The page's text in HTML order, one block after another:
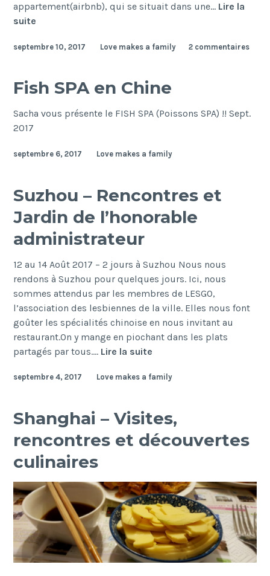
appartement(airbnb), qui se situait dans une… Lire la
suite
ville
de
touristes….chinois
septembre 10, 2017 Love makes a family 2 commentaires
Fish SPA en Chine
Sacha vous présente le FISH SPA (Poissons SPA) !! Sept.
2017
septembre 6, 2017 Love makes a family
Suzhou – Rencontres et
Jardin de l’honorable
administrateur
12 au 14 Août 2017 – 2 jours à Suzhou Nous nous
rendons à Suzhou pour quelques jours. Ici, nous
sommes attendus par les membres de LESGO,
l’association des lesbiennes de la ville. Elles nous font
goûter les spécialités chinoise en nous invitant au
restaurant.On y mange en piochant dans les plats
partagés par tous.… Lire la suite
Rencontres
de
l’honorable
septembre 4, 2017 Love makes a family
Shanghai – Visites,
rencontres et découvertes
culinaires